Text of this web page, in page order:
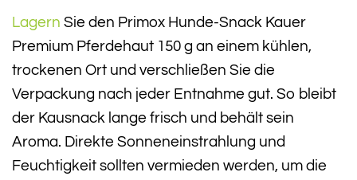
Lagern Sie den Primox Hunde-Snack Kauer
Premium Pferdehaut 150 g an einem kühlen,
trockenen Ort und verschließen Sie die
Verpackung nach jeder Entnahme gut. So bleibt
der Kausnack lange frisch und behält sein
Aroma. Direkte Sonneneinstrahlung und
Feuchtigkeit sollten vermieden werden, um die